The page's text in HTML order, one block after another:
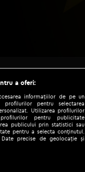
a oferi:
informațiilor de pe un
profilurilor pentru selectarea
Utilizarea profilurilor
pentru publicitate
publicului prin statistici sau
pentru a selecta conținutul.
precise de geolocație și